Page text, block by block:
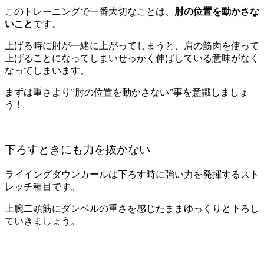
このトレーニングで一番大切なことは、 肘の位置を動かさな
いことです。
上げる時に肘が一緒に上がってしまうと、肩の筋肉を使って
上げることになってしまいせっかく伸ばしている意味がなく
なってしまいます。
まずは重さより”肘の位置を動かさない”事を意識しましょ
う！
下ろすときにも力を抜かない
ライイングダウンカールは下ろす時に強い力を発揮するスト
レッチ種目です。
上腕二頭筋にダンベルの重さを感じたままゆっくりと下ろし
ていきましょう。